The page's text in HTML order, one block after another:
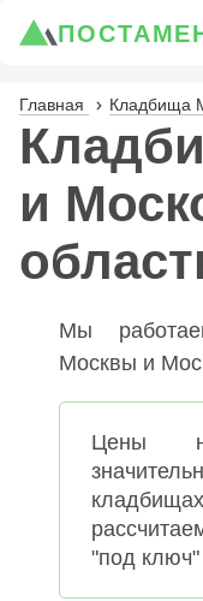
Главная Кладбища
и
Мы
Москвы и
Цены
"под ключ"